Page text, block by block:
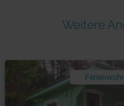
Weitere